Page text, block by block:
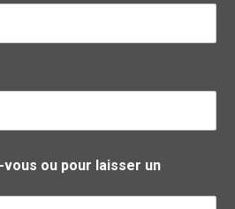
ou pour laisser un